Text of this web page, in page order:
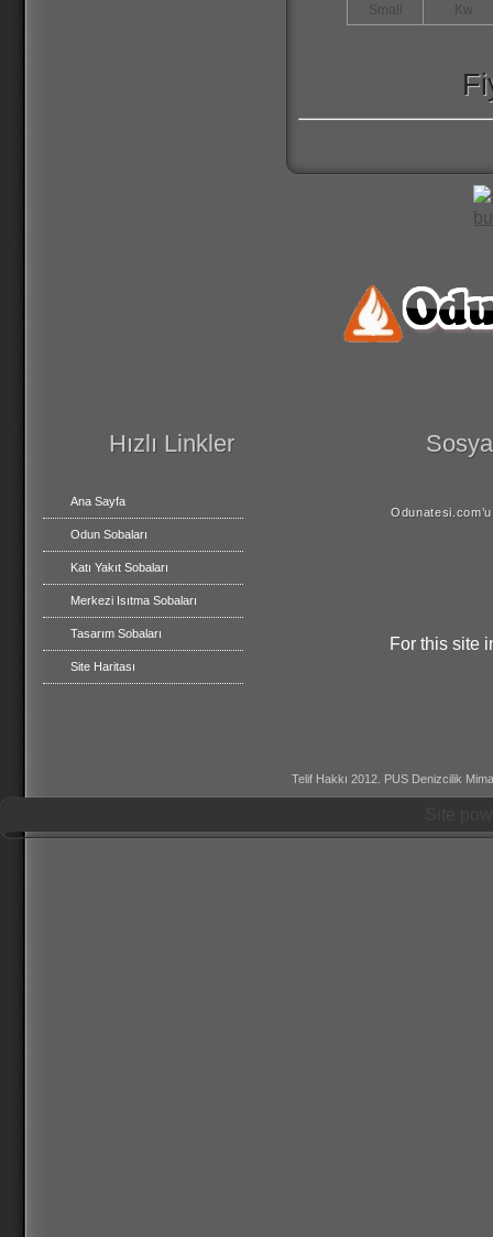
Small
Kw
Hızlı Linkler
Ana Sayfa
Odun Sobaları
Katı Yakıt Sobaları
Merkezi Isıtma Sobaları
Tasarım Sobaları
Site Haritası
For this site
Telif Hakkı 2012. PUS Denizcilik